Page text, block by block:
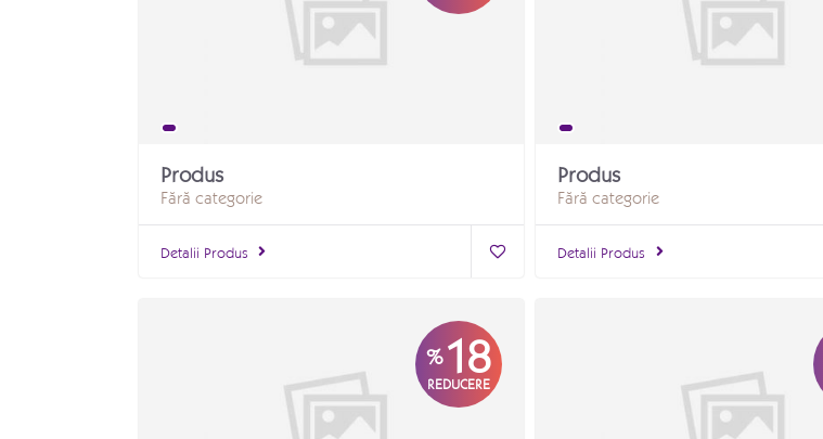
Produs
Fără categorie
Detalii Produs
Produs
Fără categorie
Detalii Produs
%18
REDUCERE